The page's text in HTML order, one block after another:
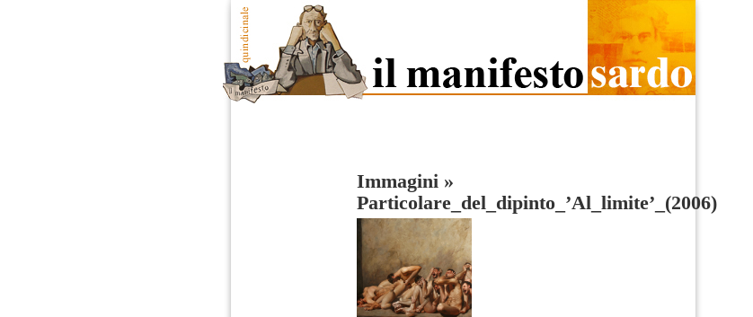
Immagini »
Particolare_del_dipinto_’Al_limite’_(2006)